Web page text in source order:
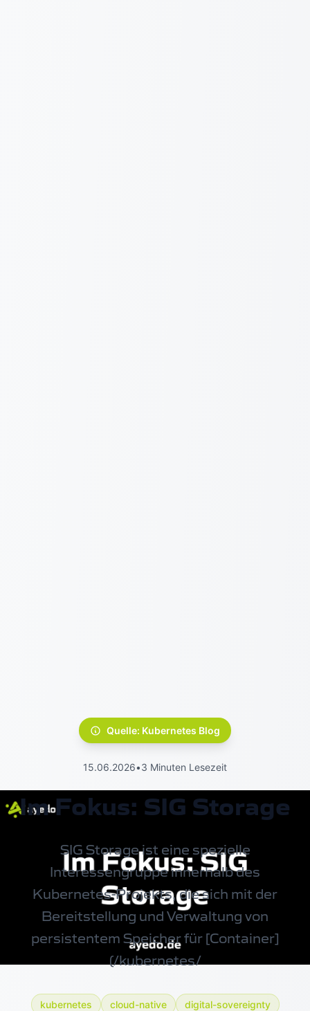
Quelle: Kubernetes Blog
15.06.2026•3 Minuten Lesezeit
Im Fokus: SIG Storage
SIG Storage ist eine spezielle
Interessengruppe innerhalb des
Kubernetes-Projekts, die sich mit der
Bereitstellung und Verwaltung von
persistentem Speicher für [Container]
(/kubernetes/
kubernetes cloud-native
digital-sovereignty